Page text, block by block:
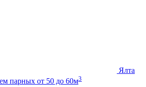
Ялта
парных от 50 до 60м3